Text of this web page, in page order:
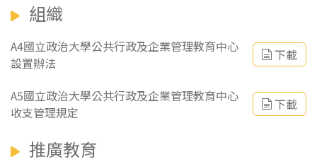
組織
A4國立政治大學公共行政及企業管理教育中心
設置辦法
下載
A5國立政治大學公共行政及企業管理教育中心
收支管理規定
下載
推廣教育